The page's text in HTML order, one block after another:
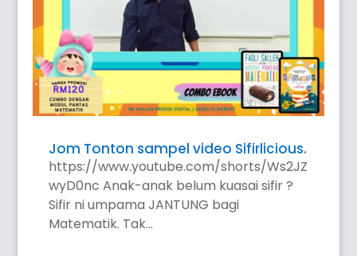
Jom Tonton sampel video Sifirlicious.
https://www.youtube.com/shorts/Ws2JZ
wyD0nc Anak-anak belum kuasai sifir ?
Sifir ni umpama JANTUNG bagi
Matematik. Tak...